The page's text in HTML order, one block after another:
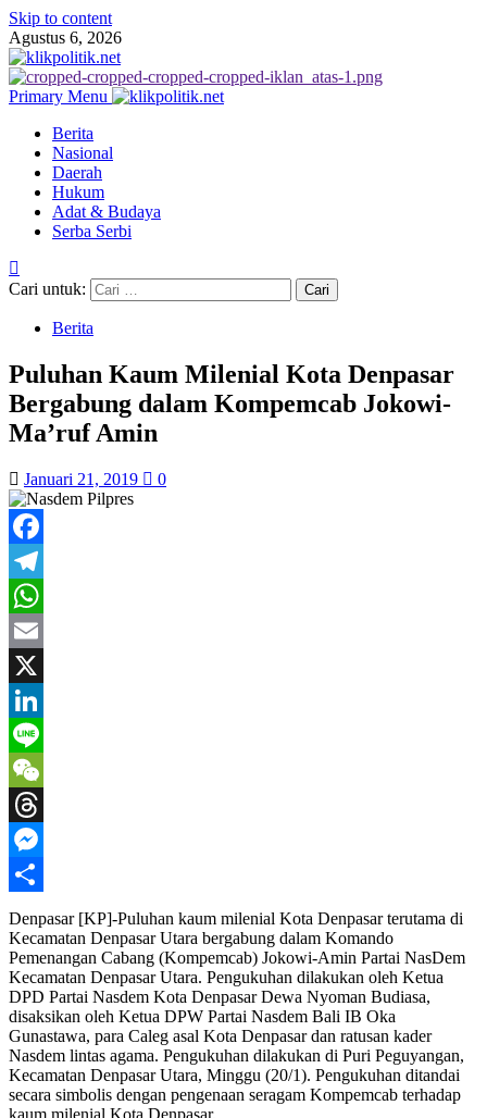
Skip to content
Agustus 6, 2026
Primary Menu
Berita
Nasional
Daerah
Hukum
Adat & Budaya
Serba Serbi
Cari untuk:
Berita
Puluhan Kaum Milenial Kota Denpasar
Bergabung dalam Kompemcab Jokowi-
Ma’ruf Amin
Januari 21, 2019 0
Facebook
Telegram
WhatsApp
Email
X
LinkedIn
Line
WeChat
Threads
Messenger
Share
Denpasar [KP]-Puluhan kaum milenial Kota Denpasar terutama di
Kecamatan Denpasar Utara bergabung dalam Komando
Pemenangan Cabang (Kompemcab) Jokowi-Amin Partai NasDem
Kecamatan Denpasar Utara. Pengukuhan dilakukan oleh Ketua
DPD Partai Nasdem Kota Denpasar Dewa Nyoman Budiasa,
disaksikan oleh Ketua DPW Partai Nasdem Bali IB Oka
Gunastawa, para Caleg asal Kota Denpasar dan ratusan kader
Nasdem lintas agama. Pengukuhan dilakukan di Puri Peguyangan,
Kecamatan Denpasar Utara, Minggu (20/1). Pengukuhan ditandai
secara simbolis dengan pengenaan seragam Kompemcab terhadap
kaum milenial Kota Denpasar.